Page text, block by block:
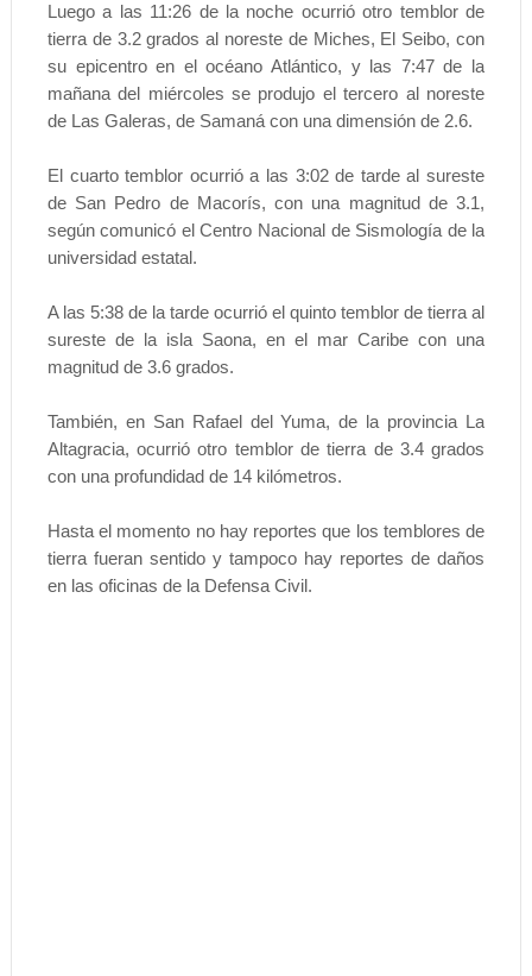
Luego a las 11:26 de la noche ocurrió otro temblor de
tierra de 3.2 grados al noreste de Miches, El Seibo, con
su epicentro en el océano Atlántico, y las 7:47 de la
mañana del miércoles se produjo el tercero al noreste
de Las Galeras, de Samaná con una dimensión de 2.6.
El cuarto temblor ocurrió a las 3:02 de tarde al sureste
de San Pedro de Macorís, con una magnitud de 3.1,
según comunicó el Centro Nacional de Sismología de la
universidad estatal.
A las 5:38 de la tarde ocurrió el quinto temblor de tierra al
sureste de la isla Saona, en el mar Caribe con una
magnitud de 3.6 grados.
También, en San Rafael del Yuma, de la provincia La
Altagracia, ocurrió otro temblor de tierra de 3.4 grados
con una profundidad de 14 kilómetros.
Hasta el momento no hay reportes que los temblores de
tierra fueran sentido y tampoco hay reportes de daños
en las oficinas de la Defensa Civil.